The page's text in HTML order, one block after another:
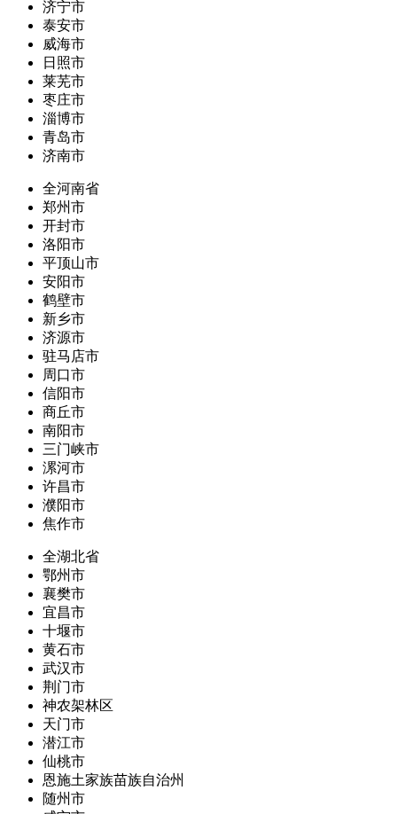
济宁市
泰安市
威海市
日照市
莱芜市
枣庄市
淄博市
青岛市
济南市
全河南省
郑州市
开封市
洛阳市
平顶山市
安阳市
鹤壁市
新乡市
济源市
驻马店市
周口市
信阳市
商丘市
南阳市
三门峡市
漯河市
许昌市
濮阳市
焦作市
全湖北省
鄂州市
襄樊市
宜昌市
十堰市
黄石市
武汉市
荆门市
神农架林区
天门市
潜江市
仙桃市
恩施土家族苗族自治州
随州市